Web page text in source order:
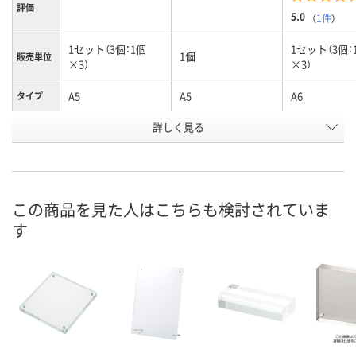
評価
5.0 （1件）
販売単位
1セット（3個：1個
×3）
1個
1セット（3個
×3）
タイプ A5 A5 A6
1619485 1633662
8月13日（木）
カゴへ カ
詳しく見る
この商品を見た人はこちらも検討されていま
す